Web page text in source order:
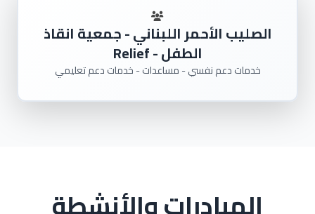
الصليب الأحمر اللبناني - جمعية انقاذ
الطفل - Relief
خدمات دعم نفسي - مساعدات - خدمات دعم تعليمي